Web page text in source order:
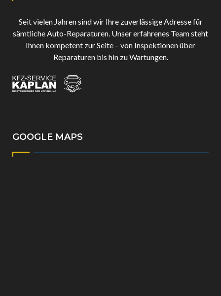
Seit vielen Jahren sind wir Ihre zuverlässige Adresse für
sämtliche Auto-Reparaturen. Unser erfahrenes Team steht
Ihnen kompetent zur Seite – von Inspektionen über
Reparaturen bis hin zu Wartungen.
GOOGLE MAPS